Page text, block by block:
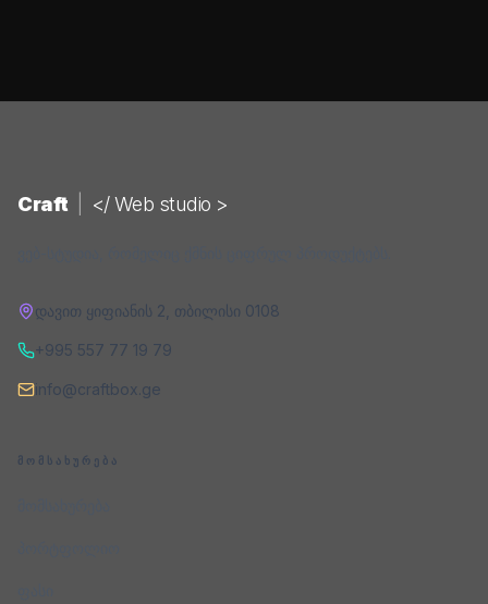
Craft </ Web studio >
დავით ყიფიანის 2 თბილისი 0108
+995 557 77 19 79
info@craftbox.ge
ᲛᲝᲛᲡᲐᲮᲣᲠᲔᲑᲐ